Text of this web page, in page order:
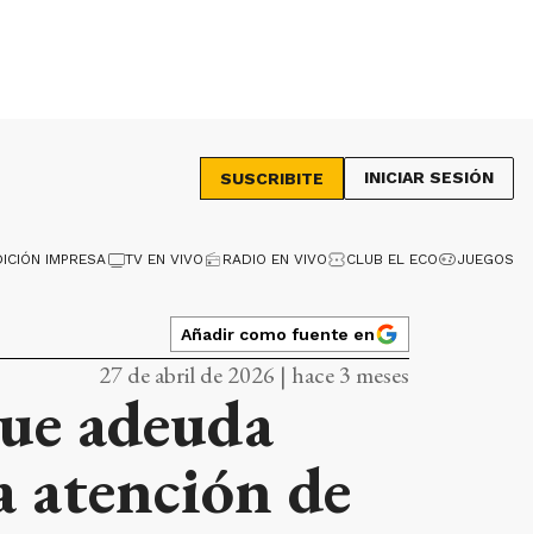
SUSCRIBITE INICIAR SESIÓN
IMPRESA TV EN VIVO RADIO EN VIVO CLUB EL ECO JUEGOS
Añadir como fuente en
27 de abril de 2026 | hace 3 meses
adeuda
atención de